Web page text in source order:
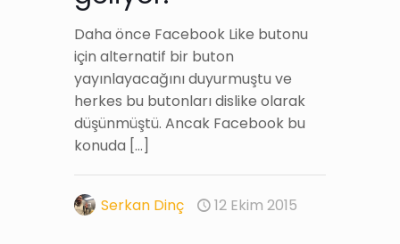
Daha önce Facebook Like butonu
için alternatif bir buton
yayınlayacağını duyurmuştu ve
herkes bu butonları dislike olarak
düşünmüştü. Ancak Facebook bu
konuda […]
Serkan Dinç 12 Ekim 2015